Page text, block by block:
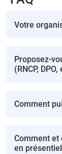
Votre
Proposez-
(RNCP, DPO,
Comment
Comment et
en